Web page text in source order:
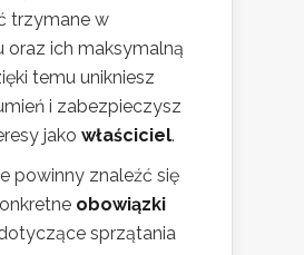
trzymane w
oraz ich maksymalną
temu unikniesz
i zabezpieczysz
jako właściciel.
powinny znaleźć się
obowiązki
sprzątania